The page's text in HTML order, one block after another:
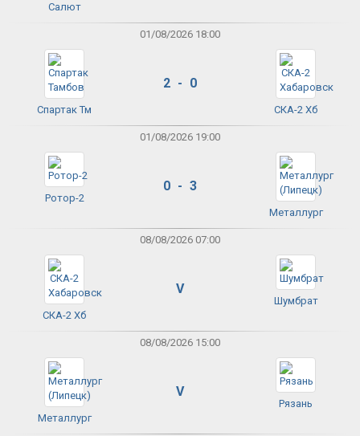
Салют
01/08/2026 18:00
Спартак Тм
2 - 0
СКА-2 Хб
01/08/2026 19:00
Ротор-2
0 - 3
Металлург
08/08/2026 07:00
СКА-2 Хб
V
Шумбрат
08/08/2026 15:00
Металлург
V
Рязань